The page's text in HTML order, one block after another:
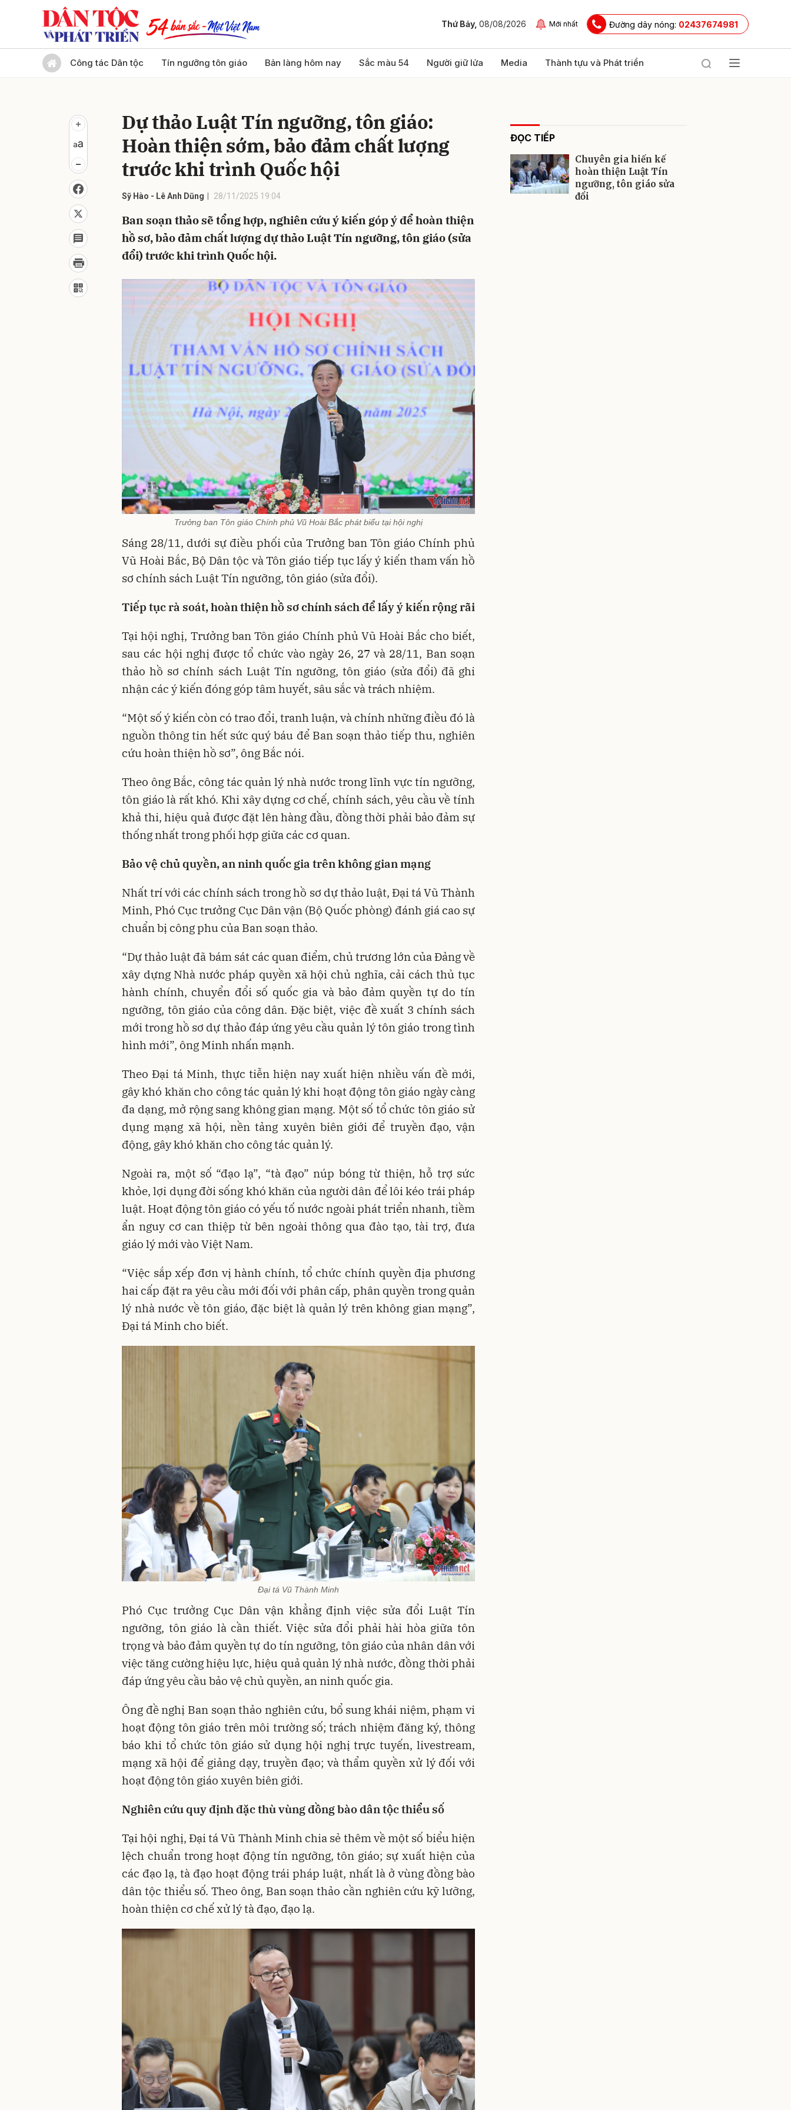
Thứ Bảy, 08/08/2026 Mới nhất Đường dây nóng: 02437674981
Công tác Dân tộc Tín ngưỡng tôn giáo Bản làng hôm nay Sắc màu 54 Người giữ lửa Media Thành tựu và Phát triển
Dự thảo Luật Tín ngưỡng, tôn giáo:
Hoàn thiện sớm, bảo đảm chất lượng
trước khi trình Quốc hội
Sỹ Hào - Lê Anh Dũng 28/11/2025 19:04
Ban soạn thảo sẽ tổng hợp, nghiên cứu ý kiến góp ý để hoàn thiện
hồ sơ, bảo đảm chất lượng dự thảo Luật Tín ngưỡng, tôn giáo (sửa
đổi) trước khi trình Quốc hội.
Trưởng ban Tôn giáo Chính phủ Vũ Hoài Bắc phát biểu tại hội nghị
Sáng 28/11, dưới sự điều phối của Trưởng ban Tôn giáo Chính phủ
Vũ Hoài Bắc, Bộ Dân tộc và Tôn giáo tiếp tục lấy ý kiến tham vấn hồ
sơ chính sách Luật Tín ngưỡng, tôn giáo (sửa đổi).
Tiếp tục rà soát, hoàn thiện hồ sơ chính sách để lấy ý kiến rộng rãi
Tại hội nghị, Trưởng ban Tôn giáo Chính phủ Vũ Hoài Bắc cho biết,
sau các hội nghị được tổ chức vào ngày 26, 27 và 28/11, Ban soạn
thảo hồ sơ chính sách Luật Tín ngưỡng, tôn giáo (sửa đổi) đã ghi
nhận các ý kiến đóng góp tâm huyết, sâu sắc và trách nhiệm.
“Một số ý kiến còn có trao đổi, tranh luận, và chính những điều đó là
nguồn thông tin hết sức quý báu để Ban soạn thảo tiếp thu, nghiên
cứu hoàn thiện hồ sơ”, ông Bắc nói.
Theo ông Bắc, công tác quản lý nhà nước trong lĩnh vực tín ngưỡng,
tôn giáo là rất khó. Khi xây dựng cơ chế, chính sách, yêu cầu về tính
khả thi, hiệu quả được đặt lên hàng đầu, đồng thời phải bảo đảm sự
thống nhất trong phối hợp giữa các cơ quan.
Bảo vệ chủ quyền, an ninh quốc gia trên không gian mạng
Nhất trí với các chính sách trong hồ sơ dự thảo luật, Đại tá Vũ Thành
Minh, Phó Cục trưởng Cục Dân vận (Bộ Quốc phòng) đánh giá cao sự
chuẩn bị công phu của Ban soạn thảo.
“Dự thảo luật đã bám sát các quan điểm, chủ trương lớn của Đảng về
xây dựng Nhà nước pháp quyền xã hội chủ nghĩa, cải cách thủ tục
hành chính, chuyển đổi số quốc gia và bảo đảm quyền tự do tín
ngưỡng, tôn giáo của công dân. Đặc biệt, việc đề xuất 3 chính sách
mới trong hồ sơ dự thảo đáp ứng yêu cầu quản lý tôn giáo trong tình
hình mới”, ông Minh nhấn mạnh.
Theo Đại tá Minh, thực tiễn hiện nay xuất hiện nhiều vấn đề mới,
gây khó khăn cho công tác quản lý khi hoạt động tôn giáo ngày càng
đa dạng, mở rộng sang không gian mạng. Một số tổ chức tôn giáo sử
dụng mạng xã hội, nền tảng xuyên biên giới để truyền đạo, vận
động, gây khó khăn cho công tác quản lý.
Ngoài ra, một số “đạo lạ”, “tà đạo” núp bóng từ thiện, hỗ trợ sức
khỏe, lợi dụng đời sống khó khăn của người dân để lôi kéo trái pháp
luật. Hoạt động tôn giáo có yếu tố nước ngoài phát triển nhanh, tiềm
ẩn nguy cơ can thiệp từ bên ngoài thông qua đào tạo, tài trợ, đưa
giáo lý mới vào Việt Nam.
“Việc sắp xếp đơn vị hành chính, tổ chức chính quyền địa phương
hai cấp đặt ra yêu cầu mới đối với phân cấp, phân quyền trong quản
lý nhà nước về tôn giáo, đặc biệt là quản lý trên không gian mạng”,
Đại tá Minh cho biết.
Đại tá Vũ Thành Minh
Phó Cục trưởng Cục Dân vận khẳng định việc sửa đổi Luật Tín
ngưỡng, tôn giáo là cần thiết. Việc sửa đổi phải hài hòa giữa tôn
trọng và bảo đảm quyền tự do tín ngưỡng, tôn giáo của nhân dân với
việc tăng cường hiệu lực, hiệu quả quản lý nhà nước, đồng thời phải
đáp ứng yêu cầu bảo vệ chủ quyền, an ninh quốc gia.
Ông đề nghị Ban soạn thảo nghiên cứu, bổ sung khái niệm, phạm vi
hoạt động tôn giáo trên môi trường số; trách nhiệm đăng ký, thông
báo khi tổ chức tôn giáo sử dụng hội nghị trực tuyến, livestream,
mạng xã hội để giảng dạy, truyền đạo; và thẩm quyền xử lý đối với
hoạt động tôn giáo xuyên biên giới.
Nghiên cứu quy định đặc thù vùng đồng bào dân tộc thiểu số
Tại hội nghị, Đại tá Vũ Thành Minh chia sẻ thêm về một số biểu hiện
lệch chuẩn trong hoạt động tín ngưỡng, tôn giáo; sự xuất hiện của
các đạo lạ, tà đạo hoạt động trái pháp luật, nhất là ở vùng đồng bào
dân tộc thiểu số. Theo ông, Ban soạn thảo cần nghiên cứu kỹ lưỡng,
hoàn thiện cơ chế xử lý tà đạo, đạo lạ.
ĐỌC TIẾP
Chuyên gia hiến kế
hoàn thiện Luật Tín
ngưỡng, tôn giáo sửa
đổi
Gửi bình luận
Gửi